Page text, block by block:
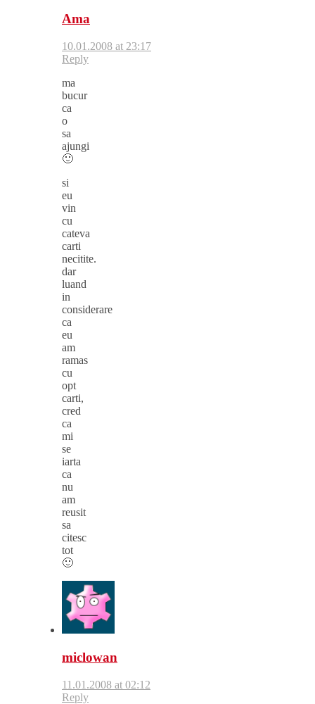
Ama
10.01.2008 at 23:17
Reply
ma
bucur
ca
o
sa
ajungi
🙂
si
eu
vin
cu
cateva
carti
necitite.
dar
luand
in
considerare
ca
eu
am
ramas
cu
opt
carti,
cred
ca
mi
se
iarta
ca
nu
am
reusit
sa
citesc
tot
🙂
miclowan
11.01.2008 at 02:12
Reply